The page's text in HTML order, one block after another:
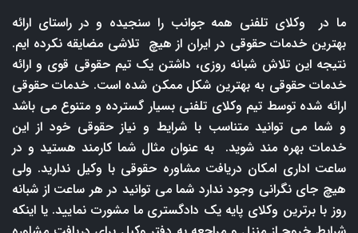
ما در وکلای تلفنی همه جوانب را سنجیده و در راستای ارائه
بهترین خدمات حقوقی در ایران از هیچ تلاشی مضایقه نکرده ایم.
نتیجه این تلاش شبانه روزی، داشتن یک تیم حقوقی قوی و ارائه
خدمات حقوقی به بهترین شکل ممکن شده است. خدمات حقوقی
ارائه شده توسط تیم وکلای تلفنی بسیار گسترده و متنوع می باشد
و شما می توانید متناسب با شرایط و نیاز حقوقی خود از این
خدمات بهره مند شوید. به عنوان مثال شما کارمند هستید و در
ساعت اداری امکان دریافت مشاوره حقوقی با وکیل ندارید. ولی
هیچ جای نگرانی وجود ندارد شما می توانید در هر ساعت از شبانه
روز با برترین وکلای پایه یک دادگستری ما مشورت نمایید. یا اینکه